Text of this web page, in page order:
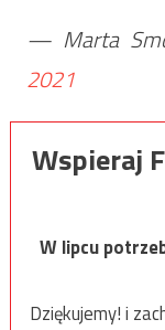
— Marta
2021
Wspieraj
W lipcu
Dziękujemy! i